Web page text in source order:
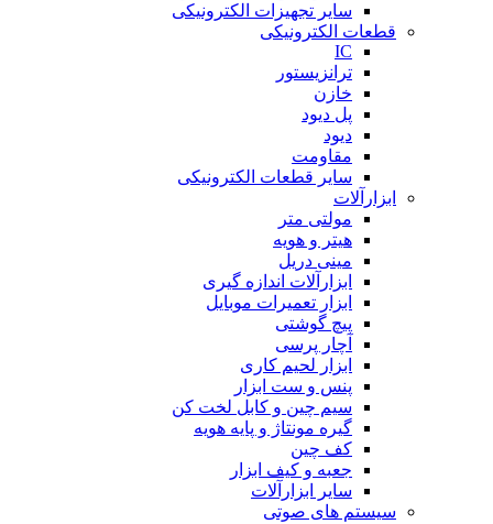
سایر تجهیزات الکترونیکی
قطعات الکترونیکی
IC
ترانزیستور
خازن
پل دیود
دیود
مقاومت
سایر قطعات الکترونیکی
ابزارآلات
مولتی متر
هیتر و هویه
مینی دریل
ابزارآلات اندازه گیری
ابزار تعمیرات موبایل
پیچ گوشتی
آچار پرسی
ابزار لحیم کاری
پنس و ست ابزار
سیم چین و کابل لخت کن
گیره مونتاژ و پایه هویه
کف چین
جعبه و کیف ابزار
سایر ابزارآلات
سیستم های صوتی